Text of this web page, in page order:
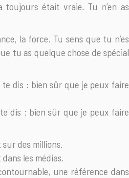
toujours était vraie. Tu n’en as
la force. Tu sens que tu n’es
tu as quelque chose de spécial
dis : bien sûr que je peux faire
dis : bien sûr que je peux faire
des millions.
les médias.
une référence dans